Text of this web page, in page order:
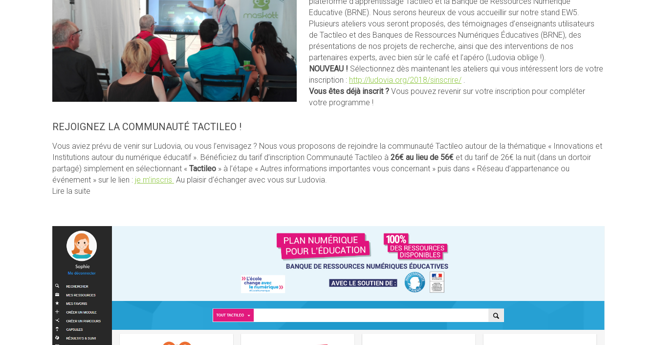
Educative (BRNE). Nous serons heureux de vous accueillir sur notre stand EW5.
Plusieurs ateliers vous seront proposés, des témoignages d’enseignants utilisateurs
de Tactileo et des Banques de Ressources Numériques Éducatives (BRNE), des
présentations de nos projets de recherche, ainsi que des interventions de nos
partenaires experts, avec bien sûr le café et l’apéro (Ludovia oblige !).
NOUVEAU ! Sélectionnez dès maintenant les ateliers qui vous intéressent lors de votre
inscription : http://ludovia.org/2018/sinscrire/ .
Vous êtes déjà inscrit ? Vous pouvez revenir sur votre inscription pour compléter
votre programme !
REJOIGNEZ LA COMMUNAUTÉ TACTILEO !
Vous aviez prévu de venir sur Ludovia, ou vous l’envisagez ? Nous vous proposons de rejoindre la communauté Tactileo autour de la thématique « Innovations et
Institutions autour du numérique éducatif ». Bénéficiez du tarif d’inscription Communauté Tactileo à 26€ au lieu de 56€ et du tarif de 26€ la nuit (dans un dortoir
partagé) simplement en sélectionnant « Tactileo » à l’étape « Autres informations importantes vous concernant » puis dans « Réseau d’appartenance ou
événement » sur le lien : je m’inscris Au plaisir d’échanger avec vous sur Ludovia.
Lire la suite